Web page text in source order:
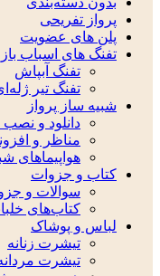
پرواز تفریحی
پلن های عضویت
تفنگ های اسباب
تفنگ آبپاش
تفنگ تیر
شبیه ساز پرواز
دانلود و نصب
مناظر و
هواپیماهای
کتاب و جزوات
سوالات و
کتاب‌های
لباس و پوشاک
تیشرت زنانه
تیشرت